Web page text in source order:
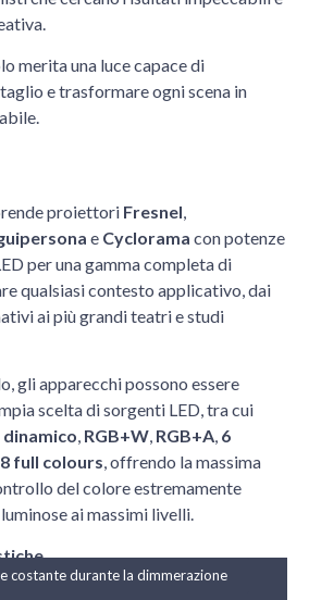
merita una luce capace di
e trasformare ogni scena in
proiettori Fresnel
e Cyclorama con potenze
per una gamma completa di
qualsiasi contesto applicativo, dai
ai più grandi teatri e studi
gli apparecchi possono essere
scelta di sorgenti LED, tra cui
, RGB+W, RGB+A, 6
8 full colours, offrendo la massima
del colore estremamente
ai massimi livelli.
costante durante la dimmerazione